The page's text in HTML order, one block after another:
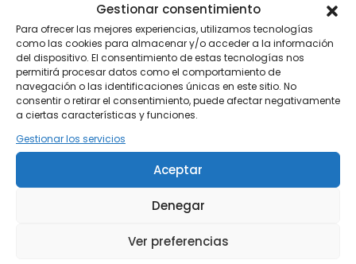
Gestionar consentimiento
Para ofrecer las mejores experiencias, utilizamos tecnologías
como las cookies para almacenar y/o acceder a la información
del dispositivo. El consentimiento de estas tecnologías nos
permitirá procesar datos como el comportamiento de
navegación o las identificaciones únicas en este sitio. No
consentir o retirar el consentimiento, puede afectar negativamente
a ciertas características y funciones.
Gestionar los servicios
Aceptar
Denegar
Ver preferencias
Buscar
0 resultados
No hay viajes disponibles con estos